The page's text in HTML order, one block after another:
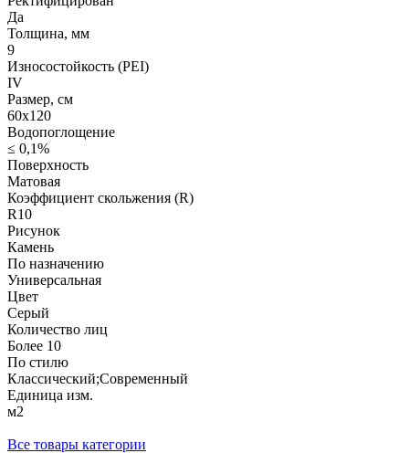
Да
Толщина, мм
9
Износостойкость (PEI)
IV
Размер, см
60х120
Водопоглощение
≤ 0,1%
Поверхность
Матовая
Коэффициент скольжения (R)
R10
Рисунок
Камень
По назначению
Универсальная
Цвет
Серый
Количество лиц
Более 10
По стилю
Классический;Современный
Единица изм.
м2
Все товары категории